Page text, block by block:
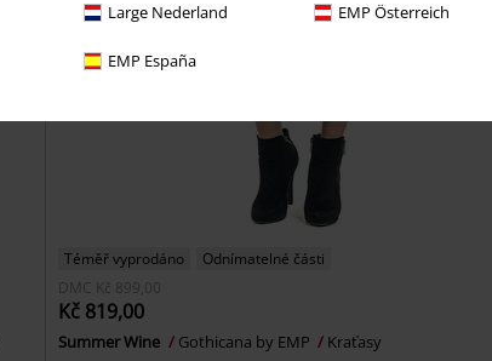
Large Nederland EMP Österreich
EMP España
Téměř vyprodáno
Odnímatelné části
DMC
Kč 899,00
Kč 819,00
Summer Wine Gothicana by EMP Kraťasy